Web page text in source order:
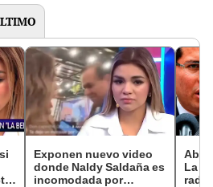
Exponen nuevo video
donde Naldy Saldaña es
incomodada por
La